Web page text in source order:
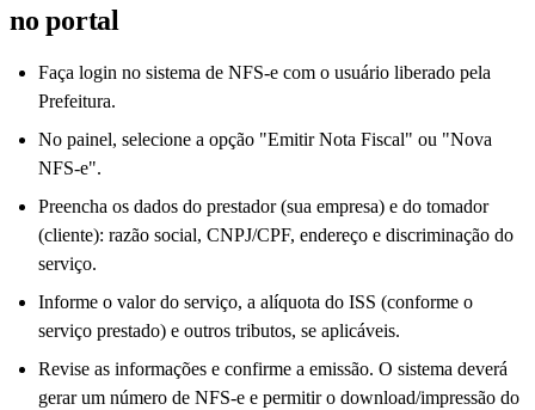
no portal
Faça login no sistema de NFS-e com o usuário liberado pela
Prefeitura.
No painel, selecione a opção "Emitir Nota Fiscal" ou "Nova
NFS-e".
Preencha os dados do prestador (sua empresa) e do tomador
(cliente): razão social, CNPJ/CPF, endereço e discriminação do
serviço.
Informe o valor do serviço, a alíquota do ISS (conforme o
serviço prestado) e outros tributos, se aplicáveis.
Revise as informações e confirme a emissão. O sistema deverá
gerar um número de NFS-e e permitir o download/impressão do